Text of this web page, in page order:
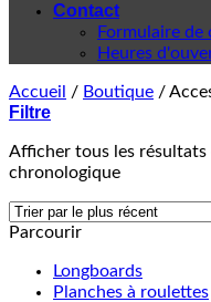
Contact
Formulaire de
Heures
Accueil / Boutique /
Filtre
Afficher tous les résultats
chronologique
Parcourir
Longboards
Planches à roulettes